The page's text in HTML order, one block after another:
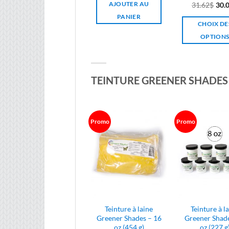
initial
était :
actuel
AJOUTER AU
PANIER
31.62$
CHOIX
OPTIONS
être
sur
TEINTURE GREENER SHADES
Promo
Teinture à laine
Greener Shades – 16
Promo
Teinture à
Greener